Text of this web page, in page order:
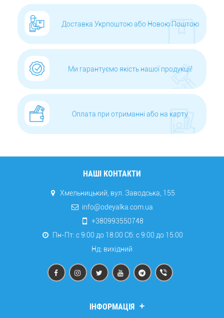
Доставка Укрпоштою або Новою Поштою
Ми гарантуємо якість нашої продукції!
Оплата при отриманні або на карту
НАШІ КОНТАКТИ
Хмельницький, вул. Заводська, 155
info@odeyalka.com.ua
+380993550748
Пн-Пт: с 9:00 до 18:00 Сб: c 9:00 до 15:00
Нд: вихідний
ІНФОРМАЦІЯ